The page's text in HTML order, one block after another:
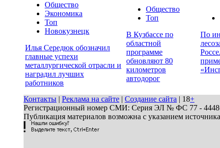
Общество
Экономика
Топ
Новокузнецк
Илья Середюк обозначил
главные успехи
металлургической отрасли и
наградил лучших
работников
Общество
Топ
В Кузбассе по
областной
программе
обновляют 80
километров
автодорог
По
Контакты | Реклама на сайте | Создание сайта | 18+
Регистрационный номер СМИ: Серия ЭЛ № ФС 77 - 44486
Публикация материалов возможна с указанием